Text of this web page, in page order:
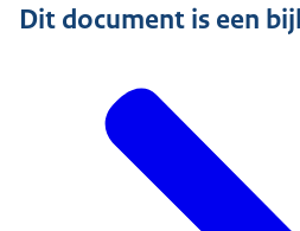
Dit document is een